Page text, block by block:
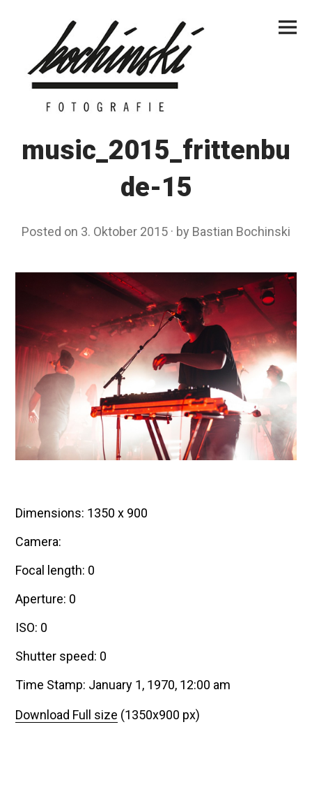
Menu
music_2015_frittenbu
de-15
Posted on 3. Oktober 2015 by Bastian Bochinski
Dimensions: 1350 x 900
Camera:
Focal length: 0
Aperture: 0
ISO: 0
Shutter speed: 0
Time Stamp: January 1, 1970, 12:00 am
Download Full size (1350x900 px)